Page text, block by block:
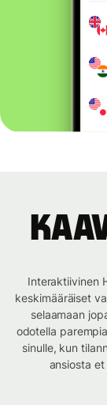
Interaktiivinen
keskimääräiset
selaamaan
odotella
sinulle, kun
ansiosta